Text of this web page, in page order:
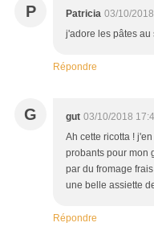
P Patricia 03/10/
j'adore les pâtes
Répondre
G gut 03/10/2018
Ah cette ricotta !
probants pour mon
par du fromage
une belle assiette
Répondre